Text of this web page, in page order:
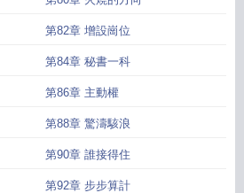
第82章 增設崗位
第84章 秘書一科
第86章 主動權
第88章 驚濤駭浪
第90章 誰接得住
第92章 步步算計